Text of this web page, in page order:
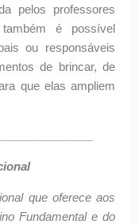
pelos professores
é possível
ou responsáveis
de brincar, de
que elas ampliem
que oferece aos
Fundamental e do